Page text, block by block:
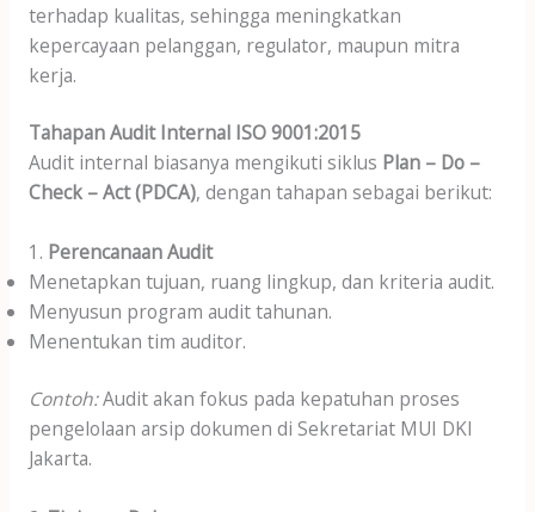
terhadap kualitas, sehingga meningkatkan
kepercayaan pelanggan, regulator, maupun mitra
kerja.
Tahapan Audit Internal ISO 9001:2015
Audit internal biasanya mengikuti siklus Plan – Do –
Check – Act (PDCA), dengan tahapan sebagai berikut:
1. Perencanaan Audit
Menetapkan tujuan, ruang lingkup, dan kriteria audit.
Menyusun program audit tahunan.
Menentukan tim auditor.
Contoh:Audit akan fokus pada kepatuhan proses
pengelolaan arsip dokumen di Sekretariat MUI DKI
Jakarta.